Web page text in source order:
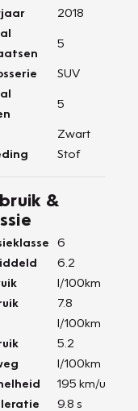
2018
5
SUV
5
Zwart
Stof
&
6
6.2
l/100km
7.8
l/100km
5.2
l/100km
195 km/u
9.8 s